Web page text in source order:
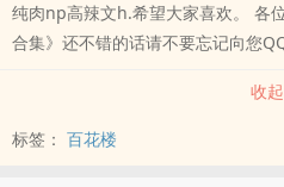
纯肉np高辣文h.希望大家喜欢。 各
合集》还不错的话请不要忘记向您
收起
标签： 百花楼